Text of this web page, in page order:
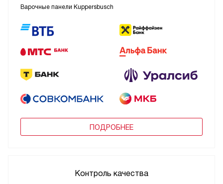
Варочные панели Kuppersbusch
ПОДРОБНЕЕ
Контроль качества